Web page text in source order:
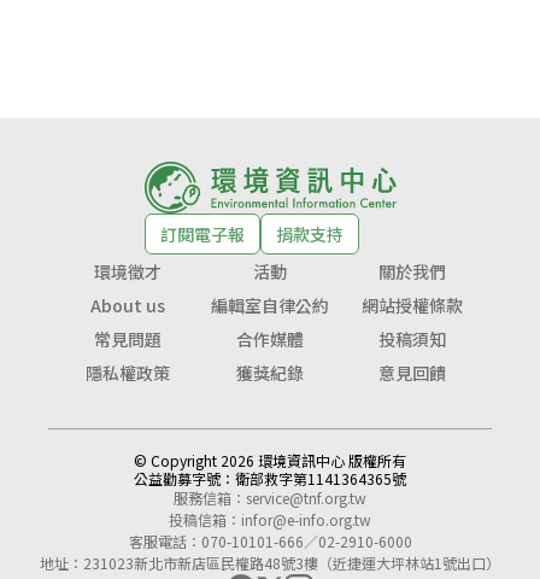
訂閱電子報
捐款支持
環境徵才
活動
關於我們
About us
編輯室自律公約
網站授權條款
常見問題
合作媒體
投稿須知
隱私權政策
獲獎紀錄 意見回饋
© Copyright 2026 環境資訊中心 版權所有
公益勸募字號： 衛部救字第1141364365號
服務信箱： service@tnf.org.tw
投稿信箱： infor@e-info.org.tw
客服電話：070-10101-666／02-2910-6000
地址：231023新北市新店區民權路48號3樓（近捷運大坪林站1號出口）